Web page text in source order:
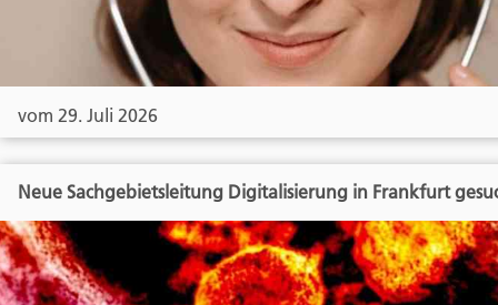
vom 29. Juli 2026
Neue Sachgebietsleitung Digitalisierung in Frankfurt